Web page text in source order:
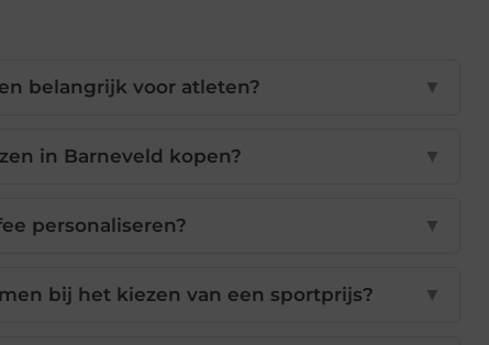
belangrijk voor atleten? ▼
in Barneveld kopen? ▼
personaliseren? ▼
bij het kiezen van een sportprijs? ▼